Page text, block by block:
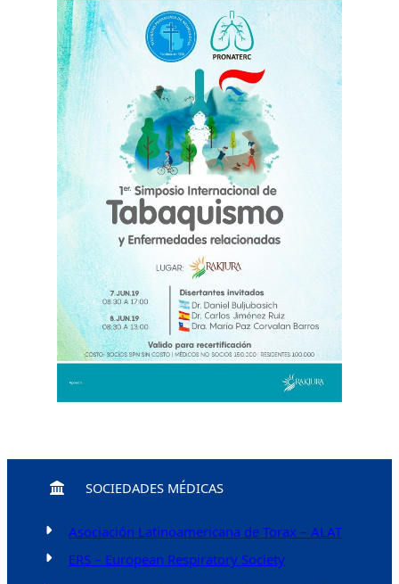
SOCIEDADES MÉDICAS
Asociación Latinoamericana de Torax – ALAT
ERS – European Respiratory Society